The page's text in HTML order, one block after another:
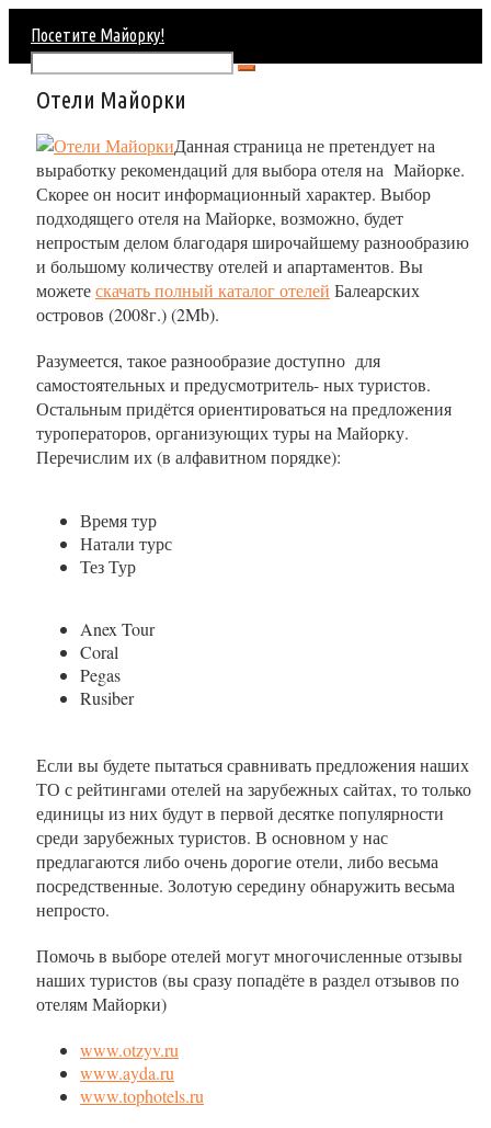
Посетите Майорку!
Отели Майорки
Данная страница не претендует на
выработку рекомендаций для выбора отеля на Майорке.
Скорее он носит информационный характер. Выбор
подходящего отеля на Майорке, возможно, будет
непростым делом благодаря широчайшему разнообразию
и большому количеству отелей и апартаментов. Вы
можетескачать полный каталог отелей Балеарских
островов (2008г.) (2Mb).
Разумеется, такое разнообразие доступно для
самостоятельных и предусмотритель- ных туристов.
Остальным придётся ориентироваться на предложения
туроператоров, организующих туры на Майорку.
Перечислим их (в алфавитном порядке):
Время тур
Натали турс
Тез Тур
Anex Tour
Coral
Pegas
Rusiber
Если вы будете пытаться сравнивать предложения наших
ТО с рейтингами отелей на зарубежных сайтах, то только
единицы из них будут в первой десятке популярности
среди зарубежных туристов. В основном у нас
предлагаются либо очень дорогие отели, либо весьма
посредственные. Золотую середину обнаружить весьма
непросто.
Помочь в выборе отелей могут многочисленные отзывы
наших туристов (вы сразу попадёте в раздел отзывов по
отелям Майорки)
www.otzyv.ru
www.ayda.ru
www.tophotels.ru